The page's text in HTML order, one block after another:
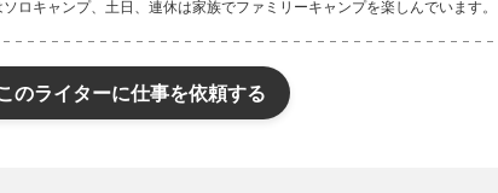
ロキャンプ、土日、連休は家族でファミリーキャンプを楽しんでいます。
のライターに仕事を依頼する